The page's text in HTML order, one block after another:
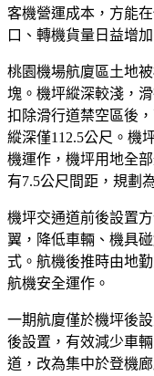
客機營運成本，方能
口、轉機貨量日益增
桃園機場航廈區土地
塊。機坪縱深較淺，
扣除滑行道禁空區後
縱深僅112.5公尺。機
機運作，機坪用地全
有7.5公尺間距，規劃
機坪交通道前後設置
翼，降低車輛、機具
式。航機後推時由地
航機安全運作。
一期航廈僅於機坪後
後設置，有效減少車
道，改為集中於登機